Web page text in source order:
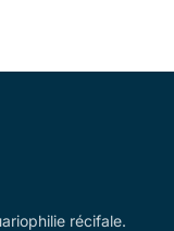
récifale.